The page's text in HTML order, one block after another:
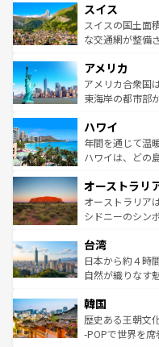
れる地方に足を
きる
を参照してほし
は、お酒好きな人に
ドイツ情報はコ
リアごとに異な
ティー、ビール
戦など、本場だ
ンツ一覧を参照
スイス
スイスの国土面
な交通網が整備
の建物がそのま
博物館もあり、
ことができる。
ば市内交通費無料
着のスイス情報
アメリカ
アメリカ合衆国
東海岸の都市部
のような巨大都
ンメントが詰ま
西部には大自然
部のニューオー
文化が魅力。旅
しみながら、そ
ならではの贅沢な旅のスタ
情報はコンテン
ハワイ
年間を通じて温
ハワイは、どの
ワイ島は見逃せ
島だが、静かな
おすすめ。エメ
れるおもてなし
人々、おいしい
ク、伝統的なフ
ワイを、存分に味わってほし
はコンテンツ一
オーストラリ
オーストラリア
シドニーのシン
リアリーフや大
ク）、タスマニ
ど、見どころが
いる。アクティ
ビング、ハイキ
い。オーストラ
台湾
日本から約４時
自然が織りなす
ン）、静ひつな
と山間の静けさ
驚きをもたらし
韓国
歴史ある王朝文
-POPで世界を